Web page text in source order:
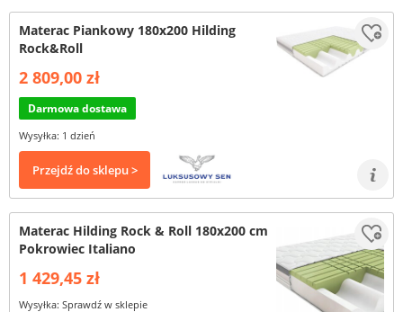
Materac Piankowy 180x200 Hilding
Rock&Roll
2 809,00 zł
Darmowa dostawa
Wysyłka: 1 dzień
Przejdź do sklepu >
Materac Hilding Rock & Roll 180x200 cm
Pokrowiec Italiano
1 429,45 zł
Wysyłka: Sprawdź w sklepie